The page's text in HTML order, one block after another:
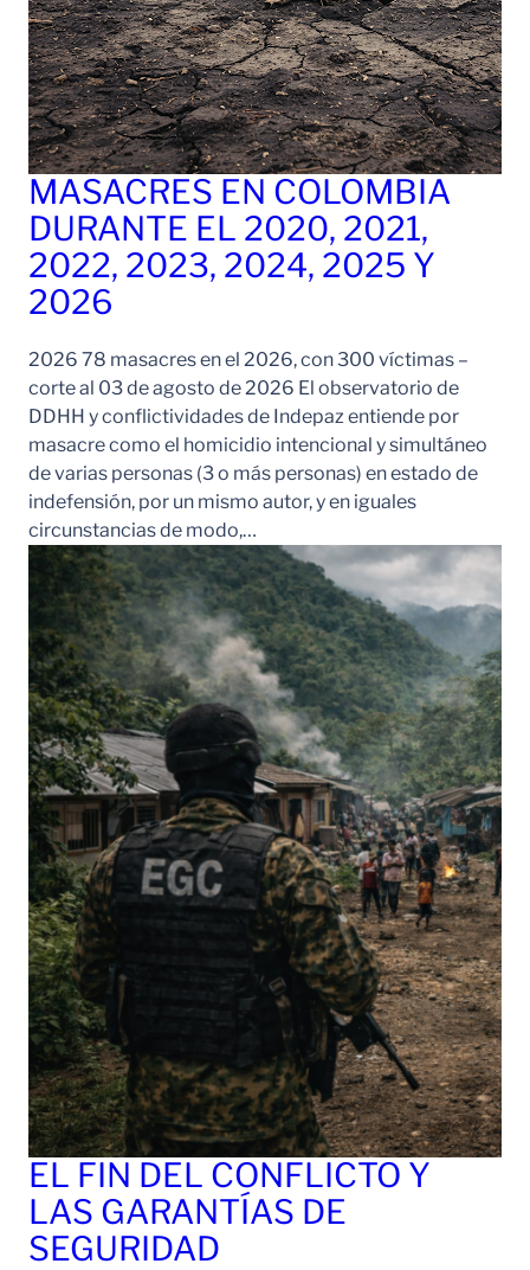
MASACRES EN COLOMBIA
DURANTE EL 2020, 2021,
2022, 2023, 2024, 2025 Y
2026
2026 78 masacres en el 2026, con 300 víctimas –
corte al 03 de agosto de 2026 El observatorio de
DDHH y conflictividades de Indepaz entiende por
masacre como el homicidio intencional y simultáneo
de varias personas (3 o más personas) en estado de
indefensión, por un mismo autor, y en iguales
circunstancias de modo,…
EL FIN DEL CONFLICTO Y
LAS GARANTÍAS DE
SEGURIDAD